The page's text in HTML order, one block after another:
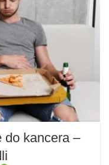
do kancera –